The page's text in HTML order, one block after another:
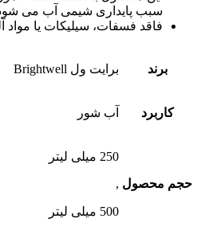
سبب پایداری شیمی آب می
فاقد فسفات، سیلیکات یا
برند برایت ول Brightwell
کاربرد آب شور
حجم محصول
250 میلی لیتر
,
500 میلی لیتر